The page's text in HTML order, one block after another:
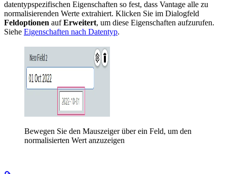
datentypspezifischen Eigenschaften so fest, dass Vantage alle zu
normalisierenden Werte extrahiert. Klicken Sie im Dialogfeld
Feldoptionen aufErweitert, um diese Eigenschaften aufzurufen.
Siehe Eigenschaften nach Datentyp.
Bewegen Sie den Mauszeiger über ein Feld, um den
normalisierten Wert anzuzeigen